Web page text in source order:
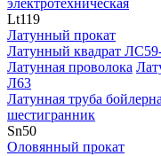
Lt119
Латунный прокат
Латунный квадрат
Латунная проволока
Л63
Латунная труба
шестигранник
Sn50
Оловянный прокат